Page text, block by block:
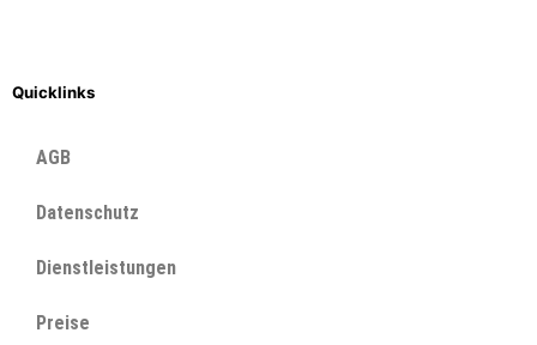
Quicklinks
AGB
Datenschutz
Dienstleistungen
Preise